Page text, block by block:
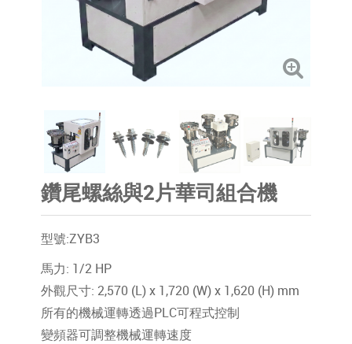
鑽尾螺絲與2片華司組合機
型號:ZYB3
馬力: 1/2 HP
外觀尺寸: 2,570 (L) x 1,720 (W) x 1,620 (H) mm
所有的機械運轉透過PLC可程式控制
變頻器可調整機械運轉速度